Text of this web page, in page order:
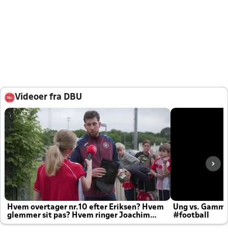
Videoer fra DBU
Hvem overtager nr.10 efter Eriksen? Hvem
glemmer sit pas? Hvem ringer Joachim
altid til efter kampe?
Ung vs.
#football